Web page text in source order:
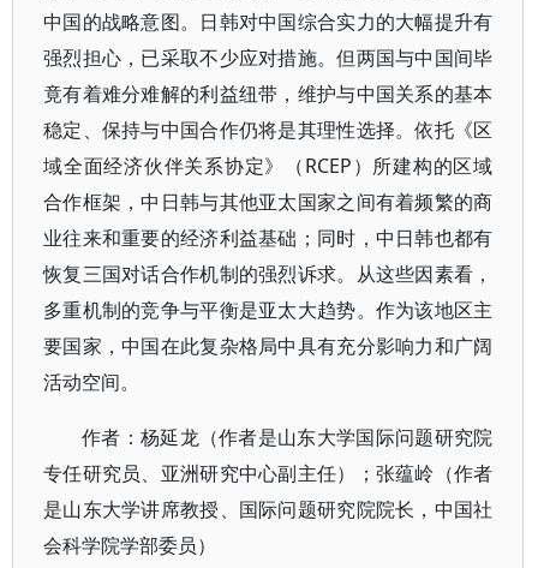
中国的战略意图。日韩对中国综合实力的大幅提升有
强烈担心，已采取不少应对措施。但两国与中国间毕
竟有着难分难解的利益纽带，维护与中国关系的基本
稳定、保持与中国合作仍将是其理性选择。依托《区
域全面经济伙伴关系协定》（RCEP）所建构的区域
合作框架，中日韩与其他亚太国家之间有着频繁的商
业往来和重要的经济利益基础；同时，中日韩也都有
恢复三国对话合作机制的强烈诉求。从这些因素看，
多重机制的竞争与平衡是亚太大趋势。作为该地区主
要国家，中国在此复杂格局中具有充分影响力和广阔
活动空间。
作者：杨延龙（作者是山东大学国际问题研究院
专任研究员、亚洲研究中心副主任）；张蕴岭（作者
是山东大学讲席教授、国际问题研究院院长，中国社
会科学院学部委员）